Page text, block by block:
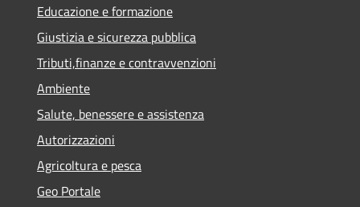
Educazione e formazione
Giustizia e sicurezza pubblica
Tributi,finanze e contravvenzioni
Ambiente
Salute, benessere e assistenza
Autorizzazioni
Agricoltura e pesca
Geo Portale